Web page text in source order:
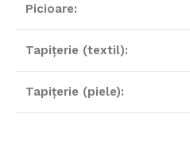
Picioare:
Tapițerie (textil):
Tapițerie (piele):